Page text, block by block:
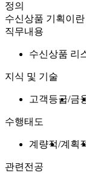
정의
수신상품 기획이
직무내용
수신상품 리
지식 및 기술
고객등급 금
수행태도
계량적 계획
관련전공